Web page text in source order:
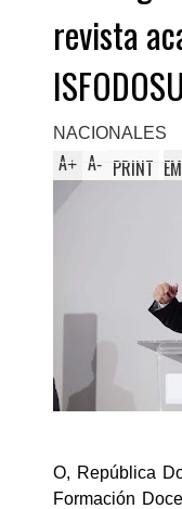
revista
ISFODOSU
NACIONALES
A+ A- PRINT
O, República
Formación